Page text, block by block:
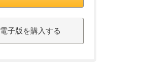
電子版を購入する